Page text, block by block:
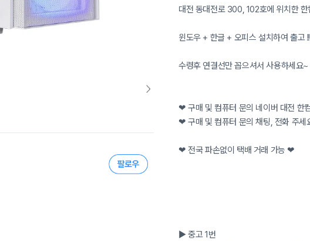
대전 동대전로 300, 102호에 위치한 한
윈도우 + 한글 + 오피스 설치하여 출고 !!
수령후 연결선만 꼽으셔서 사용하세요~
❤ 구매 및 컴퓨터 문의 네이버 대전 한
❤ 구매 및 컴퓨터 문의 채팅, 전화 주
❤ 전국 파손없이 택배 거래 가능 ❤
▶ 중고 1번